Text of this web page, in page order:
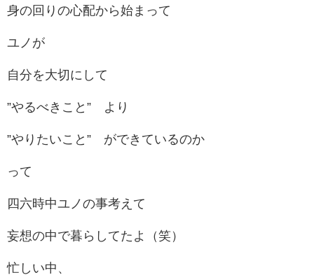
身の回りの心配から始まって
ユノが
自分を大切にして
”やるべきこと” より
”やりたいこと” ができているのか
って
四六時中ユノの事考えて
妄想の中で暮らしてたよ（笑）
忙しい中、